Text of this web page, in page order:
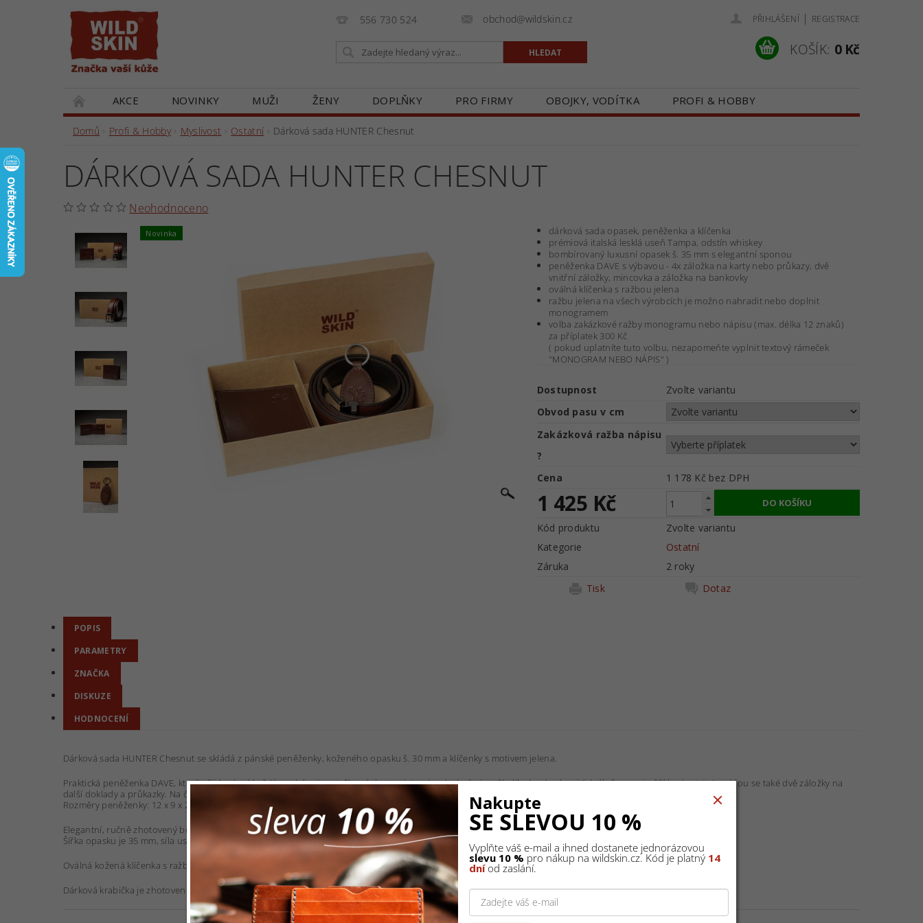
556 730 524 obchod@wildskin.cz PŘIHLÁŠENÍ | REGISTRACE
KOŠÍK: 0 Kč
AKCE NOVINKY MUŽI ŽENY DOPLŇKY PRO FIRMY OBOJKY, VODÍTKA
PROFI & HOBBY
DÁRKOVÉ POUKAZY
SPOLUPRACUJEME GALERIE
Domů Profi & Hobby Myslivost Ostatní Dárková sada HUNTER Chesnut
DÁRKOVÁ SADA HUNTER CHESNUT
Neohodnoceno
Novinka
dárková sada opasek, peněženka a klíčenka
prémiová italská lesklá useň Tampa, odstín whiskey
bombírovaný luxusní opasek š. 35 mm s elegantní sponou
peněženka DAVE s výbavou - 4x záložka na karty nebo průkazy, dvě
vnitřní záložky, mincovka a záložka na bankovky
oválná klíčenka s ražbou jelena
ražbu jelena na všech výrobcích je možno nahradit nebo doplnit
monogramem
volba zakázkové ražby monogramu nebo nápisu (max. délka 12 znaků)
za příplatek 300 Kč
( pokud uplatníte tuto volbu, nezapomeňte vyplnit textový rámeček
"MONOGRAM NEBO NÁPIS" )
Dostupnost
Zvolte variantu
Obvod pasu v cm
Zakázková ražba nápisu
?
Cena
1 178 Kč bez DPH
1 425 Kč
Kód produktu
Zvolte variantu
Kategorie
Ostatní
Záruka
2 roky
Tisk
Dotaz
POPIS
PARAMETRY
ZNAČKA
DISKUZE
HODNOCENÍ
Dárková sada HUNTER Chesnut se skládá z pánské peněženky, koženého opasku š. 30 mm a klíčenky s motivem jelena.
Praktická peněženka DAVE, která přijde vhod každému, kdo si vystačí s pár kartami, trochu drobnými a několika bankovkami (ideálně, co nejvyšší hodnoty). A najdou se také dvě záložky na
další doklady a průkazky. Na čelní straně je reliéfní ražbou provedena silueta jelena.
Rozměry peněženky: 12 x 9 x 2 cm.
Elegantní, ručně zhotovený bombírovaný luxusní opasek š. 35 mm doplněný elegantní sponou – v povrchové úpravě kouřový nikl. Opasek lze snadno zkrátit.
Šířka opasku je 35 mm, síla usně 3,0 - 3,5 mm a délka je volitelná.
Oválná kožená klíčenka s ražbou jelena o celkové délce 11 cm, včetně kroužku.
Dárková krabička je zhotovena z přírodního kartonu s potiskem WILDSKIN. Rozměr: 23 x 13 x 5 cm
Nakupte
SE SLEVOU 10 %
Vyplňte váš e-mail a ihned dostanete jednorázovou
slevu 10 % pro nákup na wildskin.cz. Kód je platný 14
dníod zaslání.